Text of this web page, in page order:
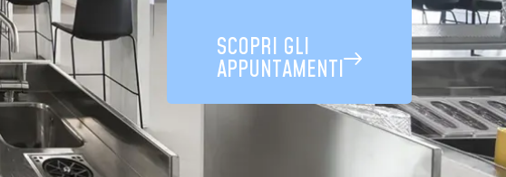
SCOPRI GLI
APPUNTAMENTI